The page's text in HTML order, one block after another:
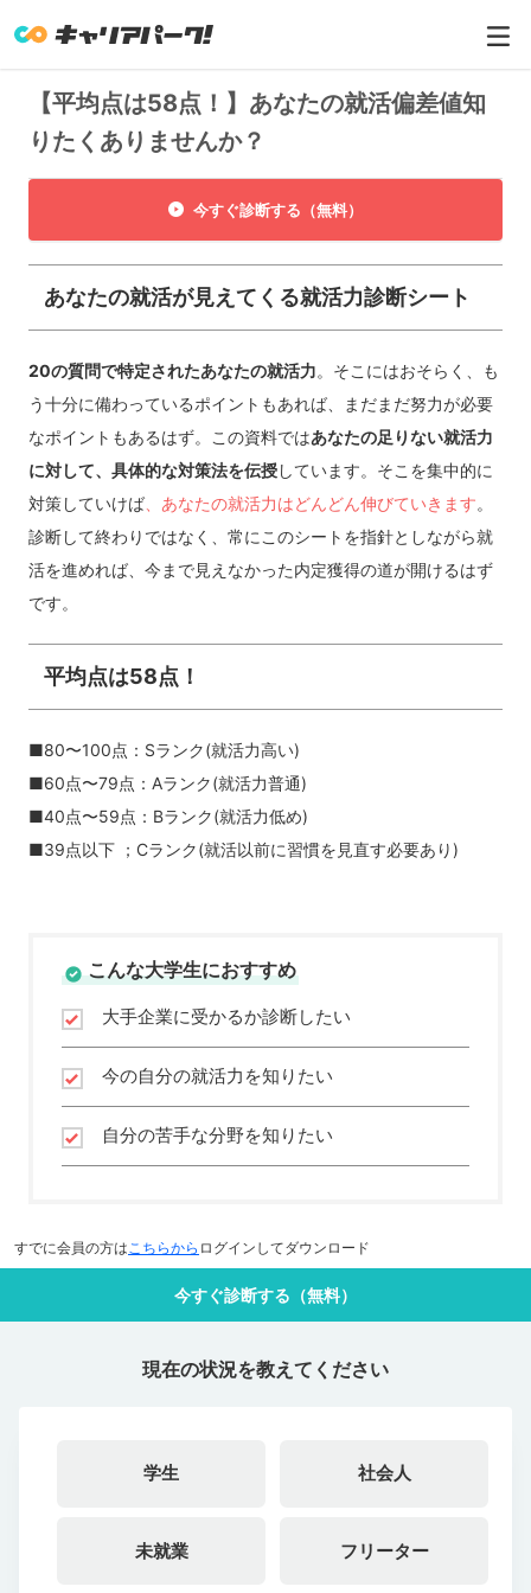
【平均点は58点！】あなたの就活偏差値知
りたくありませんか？
今すぐ診断する（無料）
あなたの就活が見えてくる就活力診断シート
20の質問で特定されたあなたの就活力。そこにはおそらく、も
う十分に備わっているポイントもあれば、まだまだ努力が必要
なポイントもあるはず。この資料ではあなたの足りない就活力
に対して、具体的な対策法を伝授しています。そこを集中的に
対策していけば 、あなたの就活力はどんどん伸びていきます。
診断して終わりではなく、常にこのシートを指針としながら就
活を進めれば、今まで見えなかった内定獲得の道が開けるはず
です。
平均点は58点！
■80〜100点：Sランク(就活力高い)
■60点〜79点：Aランク(就活力普通)
■40点〜59点：Bランク(就活力低め)
■39点以下 ；Cランク(就活以前に習慣を見直す必要あり)
こんな大学生におすすめ
大手企業に受かるか診断したい
今の自分の就活力を知りたい
自分の苦手な分野を知りたい
すでに会員の方は こちらから ログインしてダウンロード
今すぐ診断する（無料）
現在の状況を教えてください
学生 社会人
未就業 フリーター